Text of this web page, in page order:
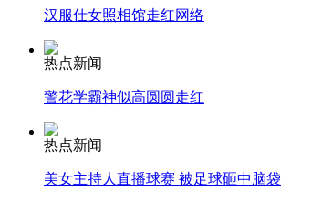
汉服仕女照相馆走红网络
热点新闻
警花学霸神似高圆圆走红
热点新闻
美女主持人直播球赛 被足球砸中脑袋